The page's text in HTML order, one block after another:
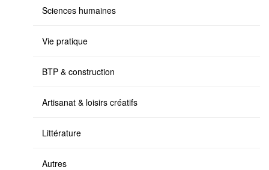
Sciences humaines
Vie pratique
BTP & construction
Artisanat & loisirs créatifs
Littérature
Autres